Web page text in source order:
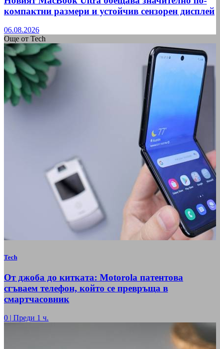
компактни размери и устойчив сензорен дисплей
06.08.2026
Още от Tech
Tech
От джоба до китката: Motorola патентова
сгъваем телефон, който се превръща в
смартчасовник
0 Преди 1 ч.